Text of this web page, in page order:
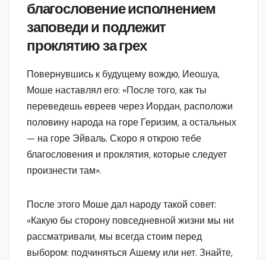
благословение исполнением
заповеди и подлежит
проклятию за грех
Повернувшись к будущему вождю, Иеошуа,
Моше наставлял его: «После того, как ты
переведешь евреев через Иордан, расположи
половину народа на горе Геризим, а остальных
— на горе Эйваль. Скоро я открою тебе
благословения и проклятия, которые следует
произнести там».
После этого Моше дал народу такой совет:
«Какую бы сторону повседневной жизни мы ни
рассматривали, мы всегда стоим перед
выбором: подчиняться Ашему или нет. Знайте,